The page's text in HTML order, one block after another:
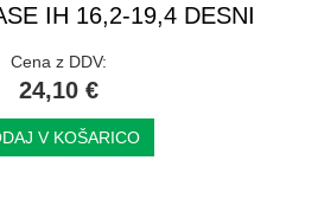
IH 16,2-19,4 DESNI
Cena z DDV:
24,10 €
V KOŠARICO